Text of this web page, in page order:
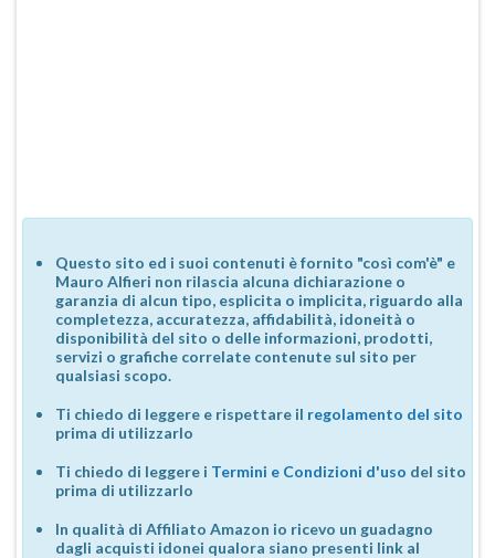
Questo sito ed i suoi contenuti è fornito "così com'è" e
Mauro Alfieri non rilascia alcuna dichiarazione o
garanzia di alcun tipo, esplicita o implicita, riguardo alla
completezza, accuratezza, affidabilità, idoneità o
disponibilità del sito o delle informazioni, prodotti,
servizi o grafiche correlate contenute sul sito per
qualsiasi scopo.
Ti chiedo di leggere e rispettare il regolamento del sito
prima di utilizzarlo
Ti chiedo di leggere i Termini e Condizioni d'uso del sito
prima di utilizzarlo
In qualità di Affiliato Amazon io ricevo un guadagno
dagli acquisti idonei qualora siano presenti link al